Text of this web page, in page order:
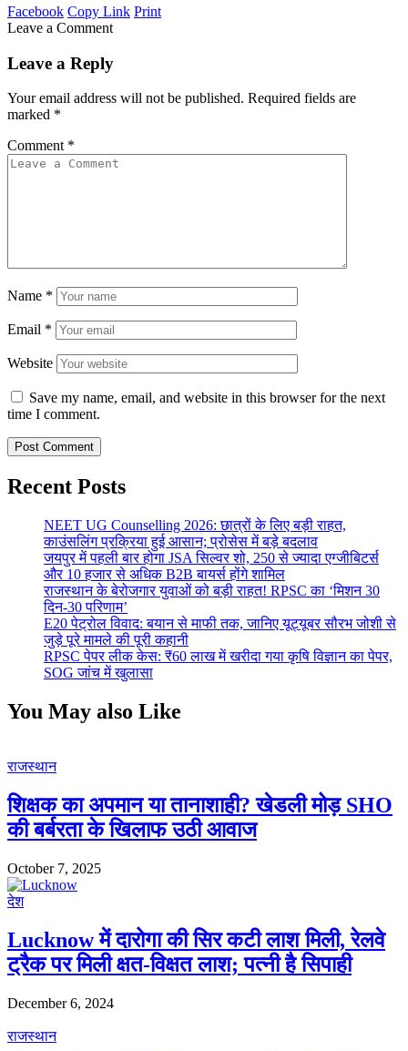
Facebook Copy Link Print
Leave a Comment
Leave a Reply
Your email address will not be published. Required fields are
marked *
Comment *
Name *
Email *
Website
Save my name, email, and website in this browser for the next
time I comment.
Recent Posts
NEET UG Counselling 2026: छात्रों के लिए बड़ी राहत,
काउंसलिंग प्रक्रिया हुई आसान; प्रोसेस में बड़े बदलाव
जयपुर में पहली बार होगा JSA सिल्वर शो, 250 से ज्यादा एग्जीबिटर्स
और 10 हजार से अधिक B2B बायर्स होंगे शामिल
राजस्थान के बेरोजगार युवाओं को बड़ी राहत! RPSC का ‘मिशन 30
दिन-30 परिणाम’
E20 पेट्रोल विवाद: बयान से माफी तक, जानिए यूट्यूबर सौरभ जोशी से
जुड़े पूरे मामले की पूरी कहानी
RPSC पेपर लीक केस: ₹60 लाख में खरीदा गया कृषि विज्ञान का पेपर,
SOG जांच में खुलासा
You May also Like
राजस्थान
शिक्षक का अपमान या तानाशाही? खेडली मोड़ SHO
की बर्बरता के खिलाफ उठी आवाज
October 7, 2025
देश
Lucknow में दारोगा की सिर कटी लाश मिली, रेलवे
ट्रैक पर मिली क्षत-विक्षत लाश; पत्नी है सिपाही
December 6, 2024
राजस्थान